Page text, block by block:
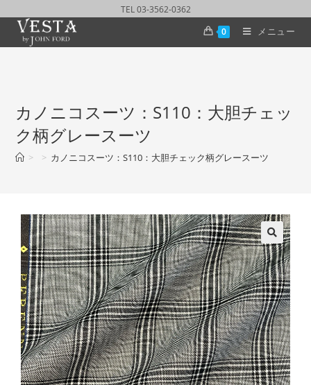
TEL 03-3562-0362
0
メニュー
カノニコスーツ：S110：大胆チェッ
ク柄グレースーツ
> > カノニコスーツ：S110：大胆チェック柄グレースーツ